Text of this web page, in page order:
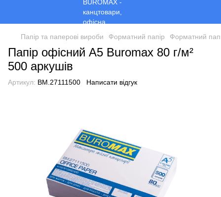
Папір та паперові вироби Форматний папір Форматний
Папір офісний A5 Buromax 80 г/м²
500 аркушів
Артикул: BM.27111500 Написати відгук